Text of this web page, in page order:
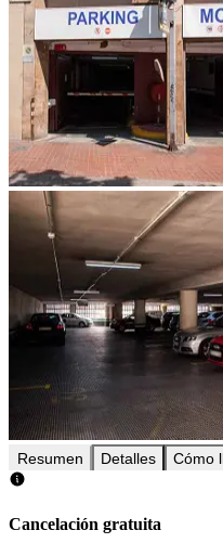
Resumen Detalles Cómo
Cancelación gratuita